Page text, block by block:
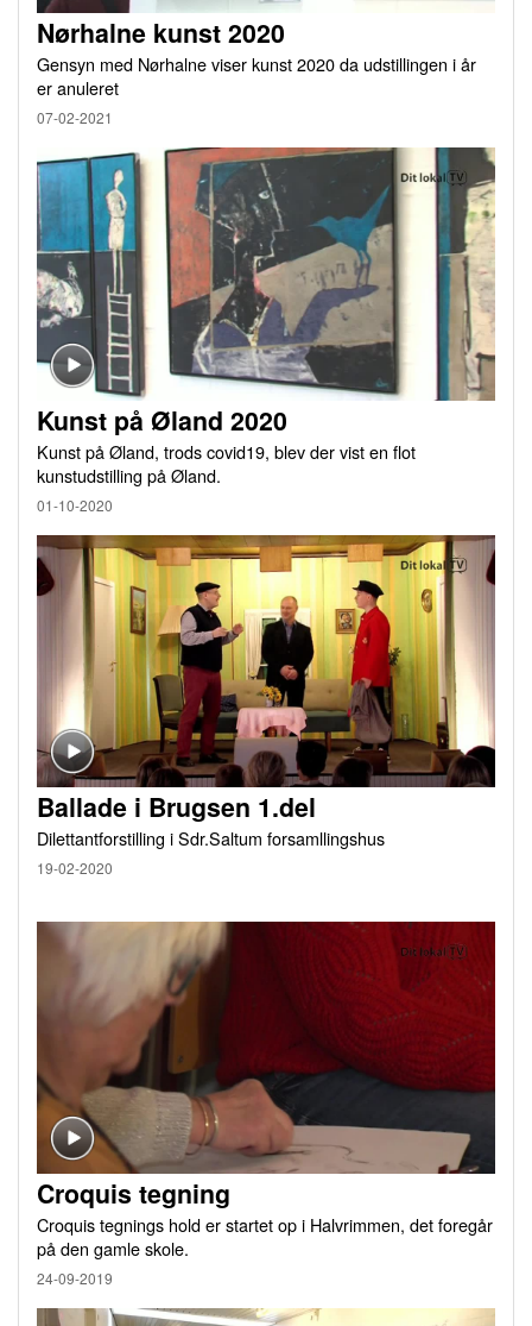
Nørhalne kunst 2020
Gensyn med Nørhalne viser kunst 2020 da udstillingen i år
er anuleret
07-02-2021
Kunst på Øland 2020
Kunst på Øland, trods covid19, blev der vist en flot
kunstudstilling på Øland.
01-10-2020
Ballade i Brugsen 1.del
Dilettantforstilling i Sdr.Saltum forsamllingshus
19-02-2020
Croquis tegning
Croquis tegnings hold er startet op i Halvrimmen, det foregår
på den gamle skole.
24-09-2019